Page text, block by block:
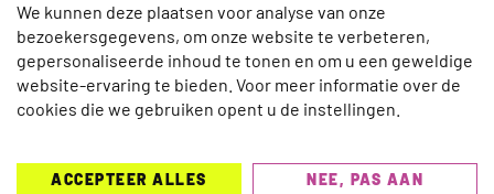
AI
AI ACT VAN KRACHT: ZORG DAT REIZIGERS
AI KUNNEN VERTROUWEN
TRAVELNIEUWS
SLECHTHORENDEN
We kunnen deze plaatsen voor analyse van onze
bezoekersgegevens, om onze website te verbeteren,
gepersonaliseerde inhoud te tonen en om u een geweldige
website-ervaring te bieden. Voor meer informatie over de
cookies die we gebruiken opent u de instellingen.
ACCEPTEER ALLES NEE, PAS AAN